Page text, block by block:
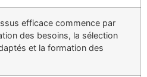
efficace commence par
des besoins, la sélection
et la formation des